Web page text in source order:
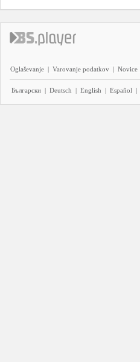
Oglaševanje | Varovanje podatkov | Novice
Български | Deutsch | English | Español |